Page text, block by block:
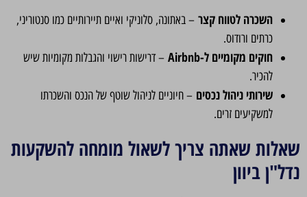
השכרה לטווח קצר – באתונה, סלוניקי ואיים תיירותיים כמו סנטוריני,
כרתים ורודוס.
חוקים מקומיים ל-Airbnb
– דרישות רישוי והגבלות מקומיות שיש
להכיר.
שירותי ניהול נכסים – חיוניים לניהול שוטף של הנכס והשכרתו
למשקיעים זרים.
שאלות שאתה צריך לשאול מומחה להשקעות
נדל"ן ביוון